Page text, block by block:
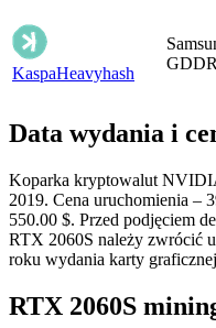
KaspaHeavyhash
Data wydania i
Koparka kryptowalut
2019. Cena uruchomienia –
550.00 $. Przed podjęciem
RTX 2060S należy zwrócić
roku wydania karty
RTX 2060S